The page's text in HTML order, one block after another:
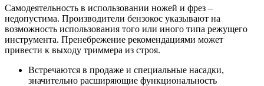
Самодеятельность в использовании ножей и фрез –
недопустима. Производители бензокос указывают на
возможность использования того или иного типа режущего
инструмента. Пренебрежение рекомендациями может
привести к выходу триммера из строя.
Встречаются в продаже и специальные насадки,
значительно расширяющие функциональность